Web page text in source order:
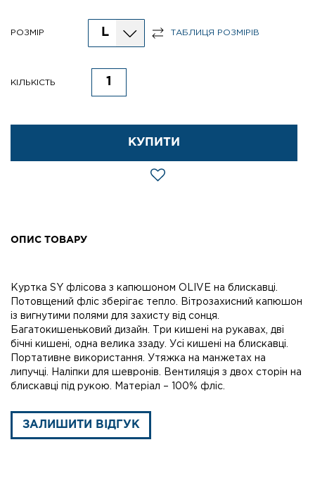
РОЗМІР L ТАБЛИЦЯ РОЗМІРІВ
КІЛЬКІСТЬ
КУПИТИ
ОПИС ТОВАРУ
Куртка SY флісова з капюшоном OLIVE на блискавці.
Потовщений фліс зберігає тепло. Вітрозахисний капюшон
із вигнутими полями для захисту від сонця.
Багатокишеньковий дизайн. Три кишені на рукавах, дві
бічні кишені, одна велика ззаду. Усі кишені на блискавці.
Портативне використання. Утяжка на манжетах на
липучці. Наліпки для шевронів. Вентиляція з двох сторін на
блискавці під рукою. Матеріал – 100% фліс.
ЗАЛИШИТИ ВІДГУК